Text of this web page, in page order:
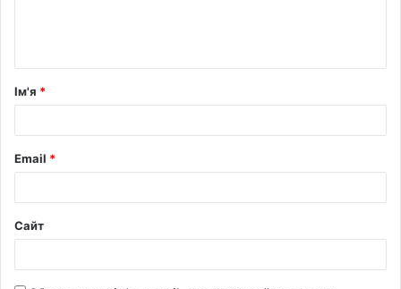
Ім'я *
Email *
Сайт